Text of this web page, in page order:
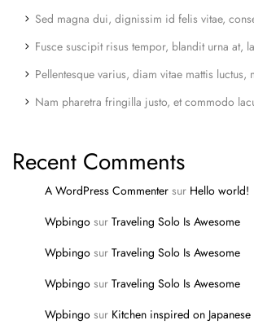
Sed magna dui, dignissim id felis vitae,
Fusce suscipit risus tempor, blandit urna at,
Pellentesque varius, diam vitae mattis luctus,
Nam pharetra fringilla justo, et commodo
Recent Comments
A WordPress Commenter sur Hello world!
Wpbingo sur Traveling Solo Is Awesome
Wpbingo sur Traveling Solo Is Awesome
Wpbingo sur Traveling Solo Is Awesome
Wpbingo sur Kitchen inspired on Japanese